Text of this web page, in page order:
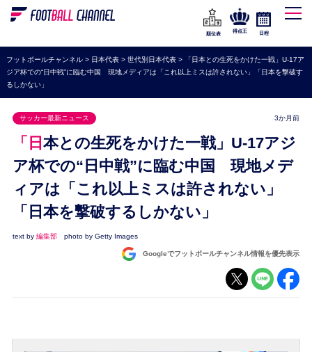
WEリーグ
海外サッカー
プレミアリーグ
ラ・リーガ
セリエA
ブンデスリーガ
UEFA
ナショナルチーム
順位表
得点王 日程
フットボールチャンネル> 日本代表> 世代別日本代表>
「日本との生死をかけた一戦」U-17ア
ジア杯での“日中戦”に臨む中国 現地メディアは「これ以上ミスは許されない」「日本を撃破す
るしかない」
サッカー最新ニュース 3か月前
「日本との生死をかけた一戦」U-17アジ
ア杯での“日中戦”に臨む中国 現地メデ
ィアは「これ以上ミスは許されない」
「日本を撃破するしかない」
text by 編集部 photo by Getty Images
Googleでフットボールチャンネル情報を優先表示